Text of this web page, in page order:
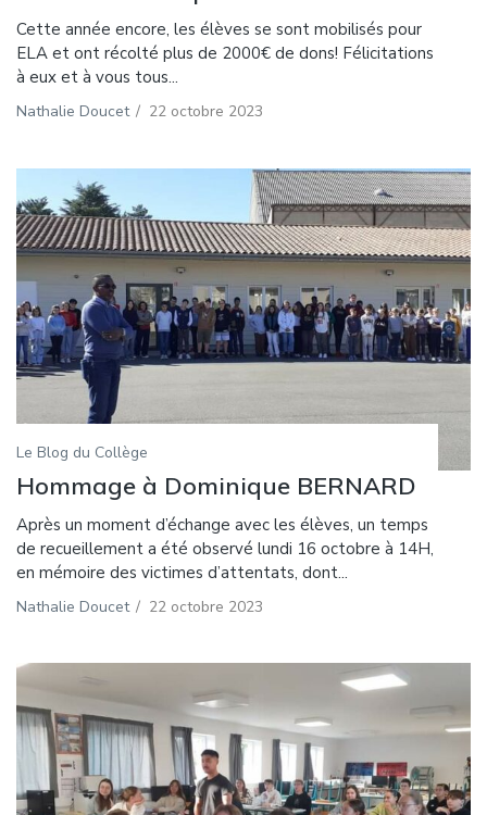
Cette année encore, les élèves se sont mobilisés pour
ELA et ont récolté plus de 2000€ de dons! Félicitations
à eux et à vous tous...
Nathalie Doucet / 22 octobre 2023
Le Blog du Collège
Hommage à Dominique BERNARD
Après un moment d’échange avec les élèves, un temps
de recueillement a été observé lundi 16 octobre à 14H,
en mémoire des victimes d’attentats, dont...
Nathalie Doucet / 22 octobre 2023